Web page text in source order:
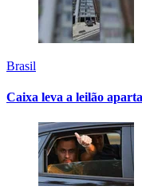
Brasil
Caixa leva a leilão